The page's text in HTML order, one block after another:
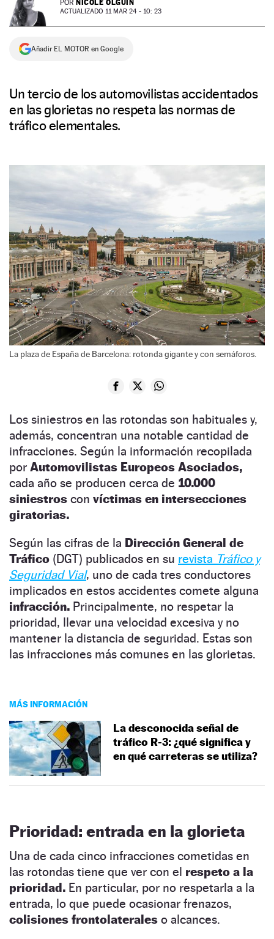
NEWSLETTER
SÍGUENOS
POR NICOLE OLGUÍN
ACTUALIZADO 11 MAR 24 - 10: 23
Añadir EL MOTOR en Google
Un tercio de los automovilistas accidentados
en las glorietas no respeta las normas de
tráfico elementales.
La plaza de España de Barcelona: rotonda gigante y con semáforos.
Los siniestros en las rotondas son habituales y,
además, concentran una notable cantidad de
infracciones. Según la información recopilada
por Automovilistas Europeos Asociados,
cada año se producen cerca de 10.000
siniestros con víctimas en intersecciones
giratorias.
Según las cifras de la Dirección General de
Tráfico (DGT) publicados en su revista Tráfico y
Seguridad Vial, uno de cada tres conductores
implicados en estos accidentes comete alguna
infracción. Principalmente, no respetar la
prioridad, llevar una velocidad excesiva y no
mantener la distancia de seguridad. Estas son
las infracciones más comunes en las glorietas.
MÁS INFORMACIÓN
La desconocida señal de
tráfico R-3: ¿qué significa y
en qué carreteras se utiliza?
Prioridad: entrada en la glorieta
Una de cada cinco infracciones cometidas en
las rotondas tiene que ver con el respeto a la
prioridad. En particular, por no respetarla a la
entrada, lo que puede ocasionar frenazos,
colisiones frontolaterales o alcances.